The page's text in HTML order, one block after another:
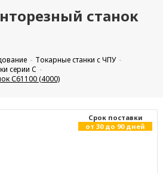
станок
Токарные станки с ЧПУ
серии C
С61100 (4000)
Cрок поставки
от 30 до 90 дней